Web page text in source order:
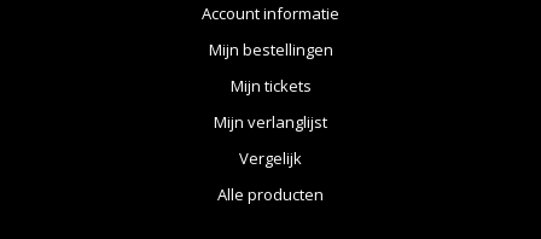
Account informatie
Mijn bestellingen
Mijn tickets
Mijn verlanglijst
Vergelijk
Alle producten